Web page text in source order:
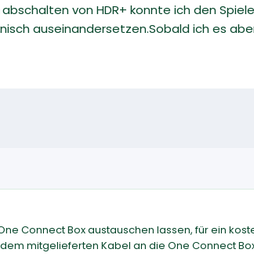
von HDR+ konnte ich den
auseinandersetzen.Sobald ich es
Connect Box austauschen lassen, für ein
mitgelieferten Kabel an die One Connect